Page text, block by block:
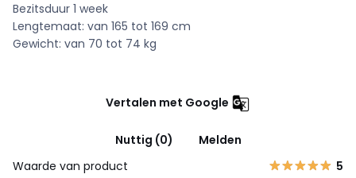
Bezitsduur 1 week
Lengtemaat: van 165 tot 169 cm
Gewicht: van 70 tot 74 kg
Vertalen met Google
Nuttig (0)
Melden
Waarde van product
5